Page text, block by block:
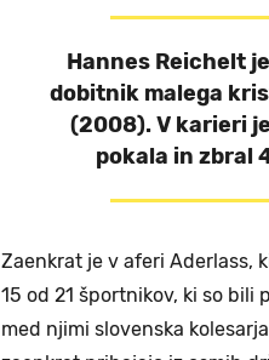
Hannes Reichelt
dobitnik malega
(2008). V karieri
pokala in zbral
Zaenkrat je v aferi Aderlass,
15 od 21 športnikov, ki so bili
med njimi slovenska kolesarja